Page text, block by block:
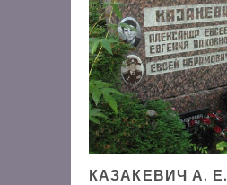
КАЗАКЕВИЧ А. Е.